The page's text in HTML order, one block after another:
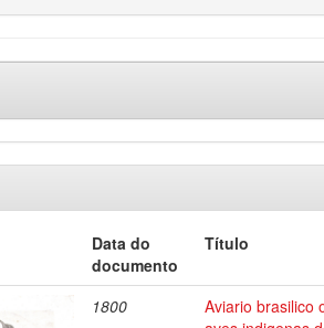
Data do
documento
Título
1800
Aviario brasilico